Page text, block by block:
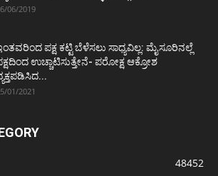
06/2019
ಪಕ್ಷ ಕಟ್ಟಿ ಬೆಳೆಸಲು ಸಾಧ್ಯವಿಲ್ಲ: ಮೈಸೂರಿನಲ್ಲೆ
ಉಚ್ಚಾಟಿಸುತ್ತೇನೆ- ಪರೋಕ್ಷ ಆಕ್ರೋಶ
01/2021
48452